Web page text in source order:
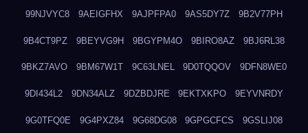
99NJVYC8 9AEIGFHX 9AJPFPA0 9AS5DY7Z 9B2V77PH
9B4CT9PZ 9BEYVG9H 9BGYPM4O 9BIRO8AZ 9BJ6RL38
9BKZ7AVO 9BM67W1T 9C63LNEL 9D0TQQOV 9DFN8WE0
9DI434L2 9DN34ALZ 9DZBDJRE 9EKTXKPO 9EYVNRDY
9G0TFQ0E 9G4PXZ84 9G68DG08 9GPGCFCS 9GSLIJ08